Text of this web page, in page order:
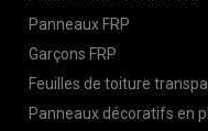
Panneaux FRP
Garçons FRP
Feuilles de toiture
Panneaux décoratifs en